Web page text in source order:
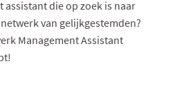
assistant die op zoek is naar
van gelijkgestemden?
Management Assistant